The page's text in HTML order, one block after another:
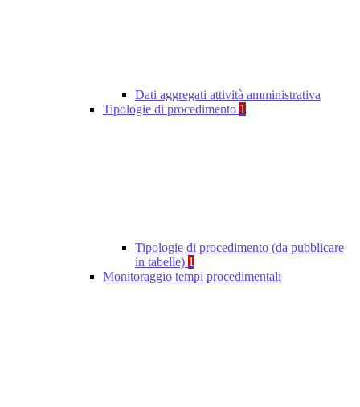
Dati aggregati attività amministrativa
Tipologie di procedimento 1
Tipologie di procedimento (da pubblicare
in tabelle) 1
Monitoraggio tempi procedimentali